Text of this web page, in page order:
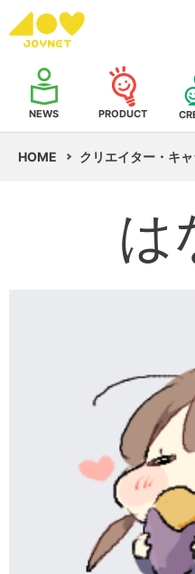
NEWS PRODUCT
HOME クリエイター・キ
は